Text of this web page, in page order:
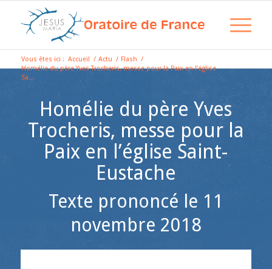
Vous êtes ici : Accueil / Actu / Flash /
Homélie du père Yves Trocheris, messe pour la Paix en l’église
Sa...
Homélie du père Yves
Trocheris, messe pour la
Paix en l’église Saint-
Eustache
Texte prononcé le 11
novembre 2018